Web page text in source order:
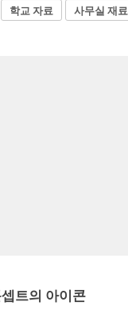
학교 자료 사무실 재료
트의 아이콘